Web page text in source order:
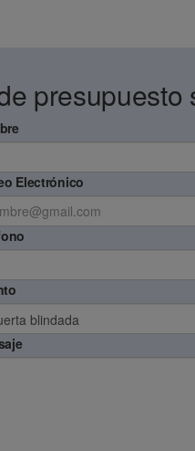
presupuesto
Electrónico